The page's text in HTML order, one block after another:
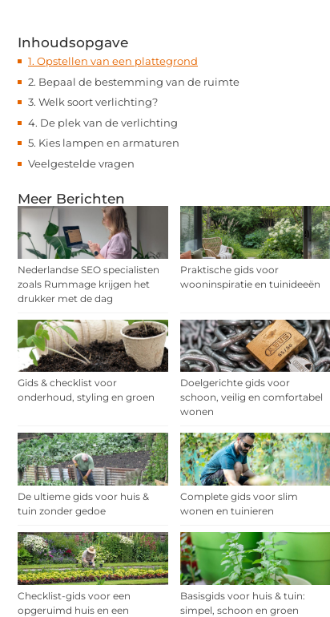
Inhoudsopgave
1. Opstellen van een plattegrond
2. Bepaal de bestemming van de ruimte
3. Welk soort verlichting?
4. De plek van de verlichting
5. Kies lampen en armaturen
Veelgestelde vragen
Meer Berichten
Nederlandse SEO specialisten
zoals Rummage krijgen het
drukker met de dag
Praktische gids voor
wooninspiratie en tuinideeën
Gids & checklist voor
onderhoud, styling en groen
Doelgerichte gids voor
schoon, veilig en comfortabel
wonen
De ultieme gids voor huis &
tuin zonder gedoe
Complete gids voor slim
wonen en tuinieren
Checklist-gids voor een
opgeruimd huis en een
Basisgids voor huis & tuin:
simpel, schoon en groen